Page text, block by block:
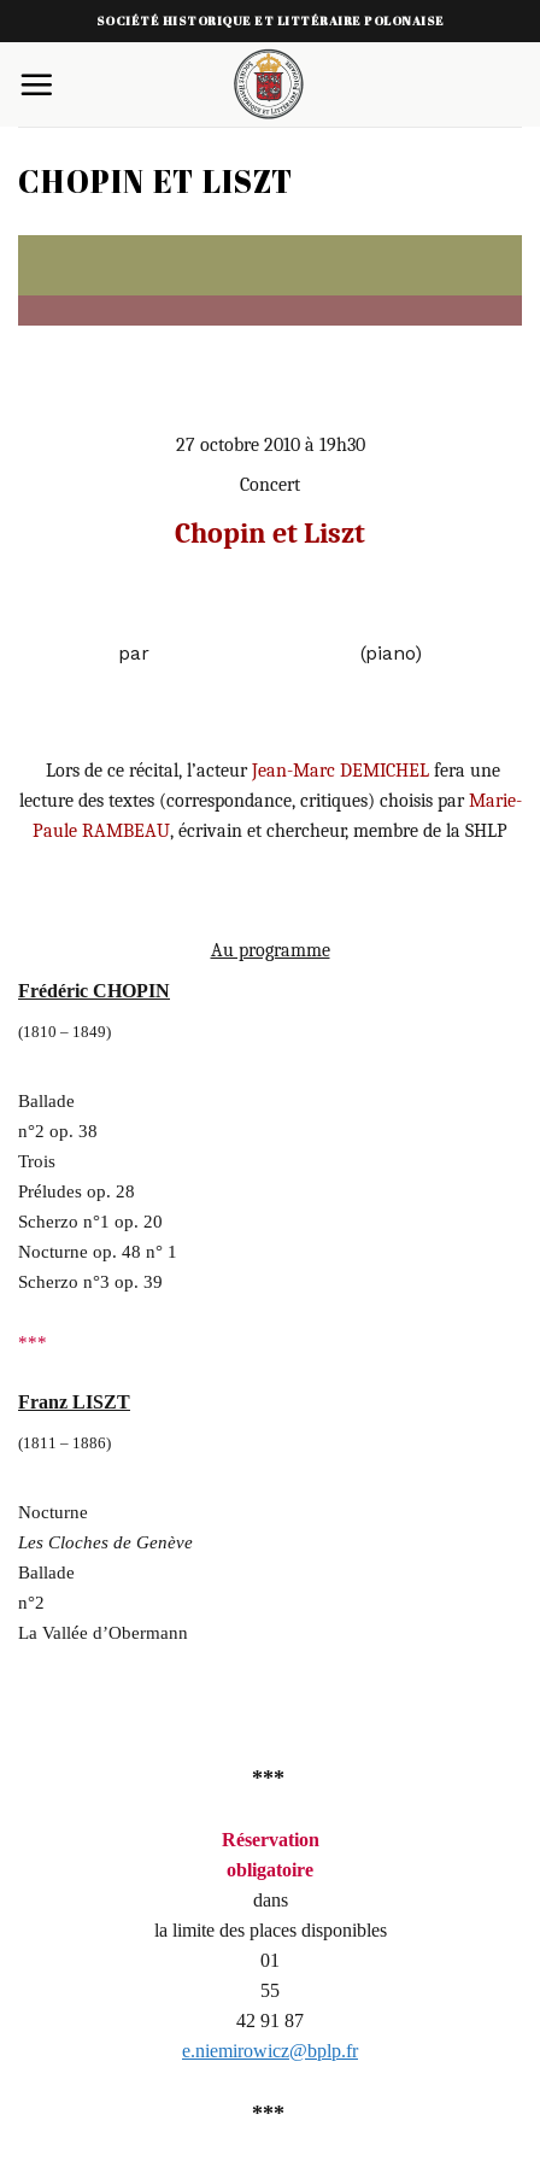
to
content
SOCIÉTÉ HISTORIQUE ET LITTÉRAIRE POLONAISE
CHOPIN ET LISZT
27 octobre 2010 à 19h30
Concert
Chopin et Liszt
par (piano)
Lors de ce récital, l’acteurJean-Marc DEMICHELfera une
lecture des textes (correspondance, critiques) choisis parMarie-
Paule RAMBEAU, écrivain et chercheur, membre de la SHLP
Au programme
Frédéric CHOPIN
(1810 – 1849)
Ballade
n°2 op. 38
Trois
Préludes op. 28
Scherzo n°1 op. 20
Nocturne op. 48 n° 1
Scherzo n°3 op. 39
***
Franz LISZT
(1811 – 1886)
Nocturne
Les Cloches de Genève
Ballade
n°2
La Vallée d’Obermann
***
Réservation
obligatoire
dans
la limite des places disponibles
01
55
42 91 87
e.niemirowicz@bplp.fr
***